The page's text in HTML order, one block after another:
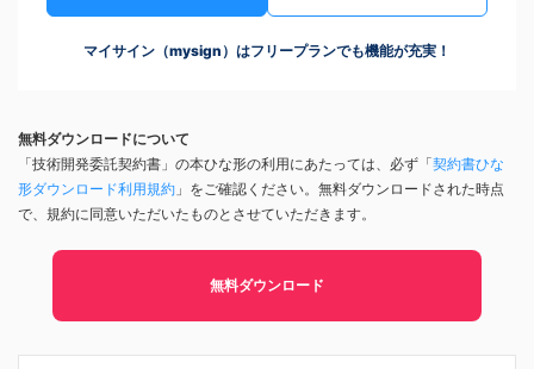
マイサイン（mysign）はフリープランでも機能が充実！
無料ダウンロードについて
「技術開発委託契約書」の本ひな形の利用にあたっては、必ず「契約書ひな
形ダウンロード利用規約 」をご確認ください。無料ダウンロードされた時点
で、規約に同意いただいたものとさせていただきます。
無料ダウンロード